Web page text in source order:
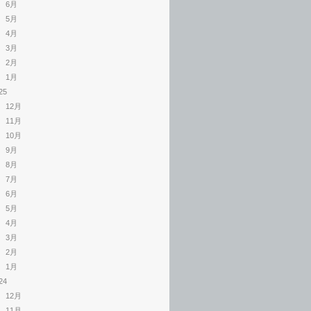
6月
5月
4月
3月
2月
1月
12月
11月
10月
9月
8月
7月
6月
5月
4月
3月
2月
1月
12月